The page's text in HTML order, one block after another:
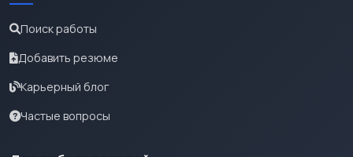
Поиск работы
Добавить резюме
Карьерный блог
Частые вопросы